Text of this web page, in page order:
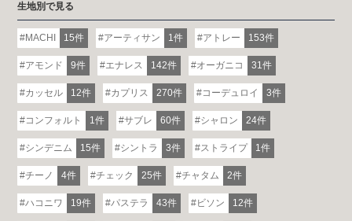
生地別で見る
MACHI 15件 アーティサン 1件 アトレー 153件
アモンド 9件 エナレス 142件 オーガニコ 31件
カッセル 12件 カプリス 270件 コーデュロイ 3件
コンフォルト 1件 サブレ 60件 シャロン 24件
シンデニム 15件 シントラ 3件 ストライプ 1件
チーノ 4件 チェック 25件 チャタム 2件
ハコニワ 19件 パステラ 43件 ビソン 12件